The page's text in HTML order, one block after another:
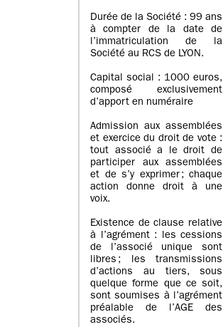
Durée de la Société : 99 ans
à compter de la date de
l’immatriculation de la
Société au RCS de LYON.
Capital social : 1000 euros,
composé exclusivement
d’apport en numéraire
Admission aux assemblées
et exercice du droit de vote :
tout associé a le droit de
participer aux assemblées
et de s’y exprimer ; chaque
action donne droit à une
voix.
Existence de clause relative
à l’agrément : les cessions
de l’associé unique sont
libres ; les transmissions
d’actions au tiers, sous
quelque forme que ce soit,
sont soumises à l’agrément
préalable de l’AGE des
associés.